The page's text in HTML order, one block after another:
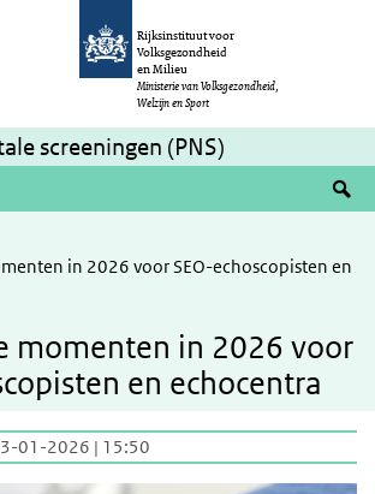
inhoud gaan
Rijksinstituut voor
Volksgezondheid
en Milieu
Ministerie van Volksgezondheid,
Welzijn en Sport
screeningen (PNS)
in 2026 voor SEO-echoscopisten en
momenten in 2026 voor
en echocentra
01-2026 | 15:50